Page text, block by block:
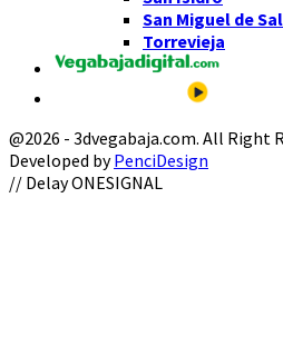
San Miguel de
Torrevieja
@2026 - 3dvegabaja.com. All Right
Developed byPenciDesign
Facebook
Twitter
Instagram
Youtube
Email
// Delay ONESIGNAL